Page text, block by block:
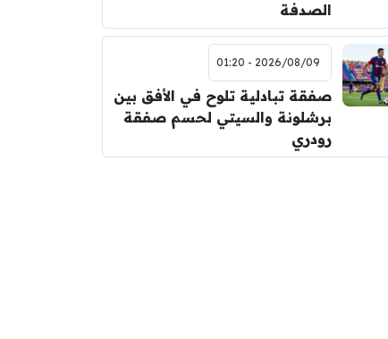
الصدفة
2026/08/09 - 01:20
صفقة تبادلية تلوح في الأفق بين
برشلونة والسيتي لحسم صفقة
رودري